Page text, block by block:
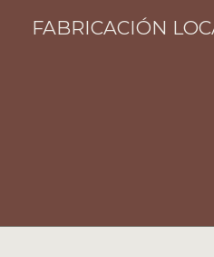
FABRICACIÓN LOCAL